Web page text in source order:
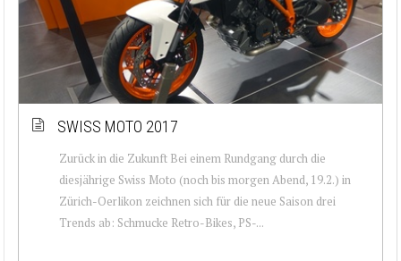
SWISS MOTO 2017
Zurück in die Zukunft Bei einem Rundgang durch die
diesjährige Swiss Moto (noch bis morgen Abend, 19.2.) in
Zürich-Oerlikon zeichnen sich für die neue Saison drei
Trends ab: Schmucke Retro-Bikes, PS-...